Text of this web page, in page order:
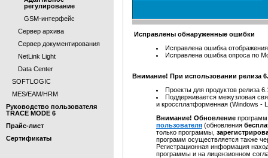
регулирование
GSM-интерфейс
Сервер архива
Сервер документирования
NetLink Light
Data Center
SOFTLOGIC
MES/EAM/HRM
Руководство пользователя
TRACE MODE 6
Прайс-лист
Cертификаты
Исправлены обнаруженные ошибки
Исправлена ошибка
Исправлена ошибка опроса по
Внимание! При использовании релиза
Проекты для продуктов релиза
Поддерживается межузловая
и кроссплатформенная (Windows -
Внимание! Обновление
пользователя (обновления
только программы,
программ осуществляется также
Регистрационная информация
программы и на лицензионном